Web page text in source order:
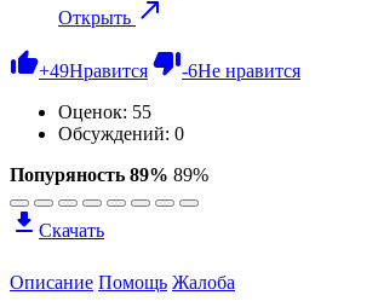
Открыть
+49Нравится -6Не нравится
Оценок: 55
Обсуждений: 0
Попуряность 89% 89%
Скачать
Описание Помощь Жалоба